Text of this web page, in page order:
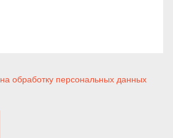
на обработку персональных данных